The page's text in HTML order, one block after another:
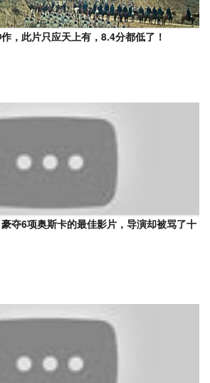
，此片只应天上有，8.4分都低了！
豪夺6项奥斯卡的最佳影片，导演却被骂了十